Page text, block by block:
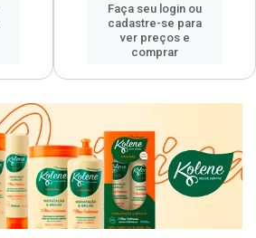
Faça seu login ou
cadastre-se para
ver preços e
comprar